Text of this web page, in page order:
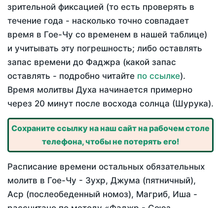
зрительной фиксацией (то есть проверять в
течение года - насколько точно совпадает
время в Гое-Чу со временем в нашей таблице)
и учитывать эту погрешность; либо оставлять
запас времени до Фаджра (какой запас
оставлять - подробно читайте по ссылке).
Время молитвы Духа начинается примерно
через 20 минут после восхода солнца (Шурука).
Сохраните ссылку на наш сайт на рабочем столе
телефона, чтобы не потерять его!
Расписание времени остальных обязательных
молитв в Гое-Чу - Зухр, Джума (пятничный),
Аср (послеобеденный номоз), Магриб, Иша -